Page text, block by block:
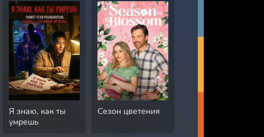
Я знаю, как ты
умрешь
Сезон цветения